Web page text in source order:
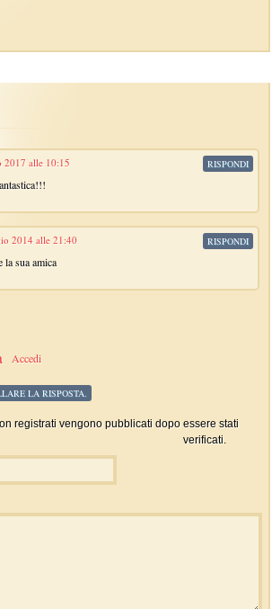
2017 alle 10:15 RISPONDI
2014 alle 21:40
la sua amica
RISPONDI
Accedi
LA RISPOSTA.
registrati vengono pubblicati dopo essere stati
verificati.